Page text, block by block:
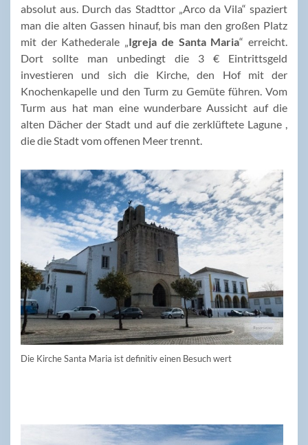
absolut aus. Durch das Stadttor „Arco da Vila“ spaziert
man die alten Gassen hinauf, bis man den großen Platz
mit der Kathederale „Igreja de Santa Maria“ erreicht.
Dort sollte man unbedingt die 3 € Eintrittsgeld
investieren und sich die Kirche, den Hof mit der
Knochenkapelle und den Turm zu Gemüte führen. Vom
Turm aus hat man eine wunderbare Aussicht auf die
alten Dächer der Stadt und auf die zerklüftete Lagune ,
die die Stadt vom offenen Meer trennt.
Die Kirche Santa Maria ist definitiv einen Besuch wert